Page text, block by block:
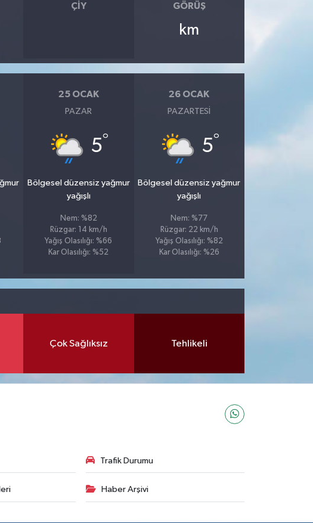
ÇIY GÖRÜŞ
km
25 OCAK
PAZAR
5°
Bölgesel düzensiz yağmur
yağışlı
Nem: %82
Rüzgar: 14 km/h
Yağış Olasılığı: %66
Kar Olasılığı: %52
26 OCAK
PAZARTESI
5°
Bölgesel düzensiz yağmur
yağışlı
Nem: %77
Rüzgar: 22 km/h
Yağış Olasılığı: %82
Kar Olasılığı: %26
Çok Sağlıksız Tehlikeli
Trafik Durumu
Haber Arşivi